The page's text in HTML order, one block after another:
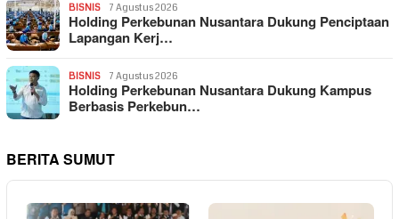
BISNIS 7 Agustus 2026
Holding Perkebunan Nusantara Dukung Penciptaan
Lapangan Kerj…
BISNIS 7 Agustus 2026
Holding Perkebunan Nusantara Dukung Kampus
Berbasis Perkebun…
BERITA SUMUT